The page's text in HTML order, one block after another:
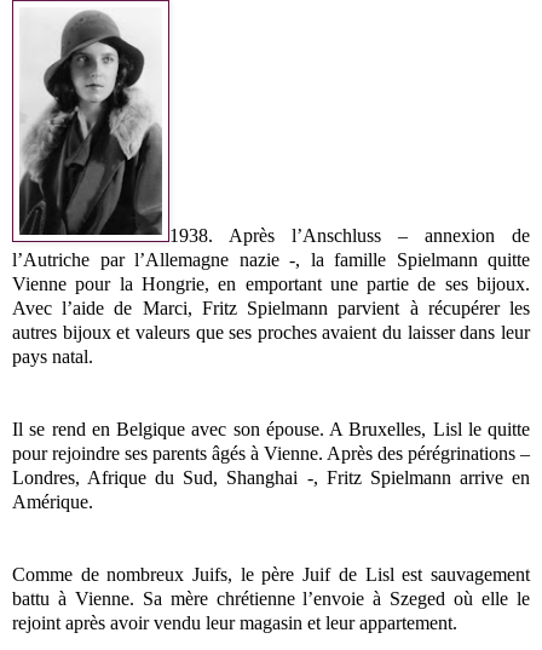
1938. Après l’Anschluss – annexion de
l’Autriche par l’Allemagne nazie -, la famille Spielmann quitte
Vienne pour la Hongrie, en emportant une partie de ses bijoux.
Avec l’aide de Marci, Fritz Spielmann parvient à récupérer les
autres bijoux et valeurs que ses proches avaient du laisser dans leur
pays natal.
Il se rend en Belgique avec son épouse. A Bruxelles, Lisl le quitte
pour rejoindre ses parents âgés à Vienne. Après des pérégrinations –
Londres, Afrique du Sud, Shanghai -, Fritz Spielmann arrive en
Amérique.
Comme de nombreux Juifs, le père Juif de Lisl est sauvagement
battu à Vienne. Sa mère chrétienne l’envoie à Szeged où elle le
rejoint après avoir vendu leur magasin et leur appartement.